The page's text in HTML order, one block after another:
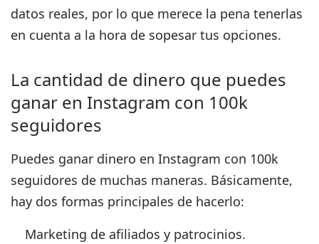
datos reales, por lo que merece la pena tenerlas
en cuenta a la hora de sopesar tus opciones.
La cantidad de dinero que puedes
ganar en Instagram con 100k
seguidores
Puedes ganar dinero en Instagram con 100k
seguidores de muchas maneras. Básicamente,
hay dos formas principales de hacerlo:
Marketing de afiliados y patrocinios.